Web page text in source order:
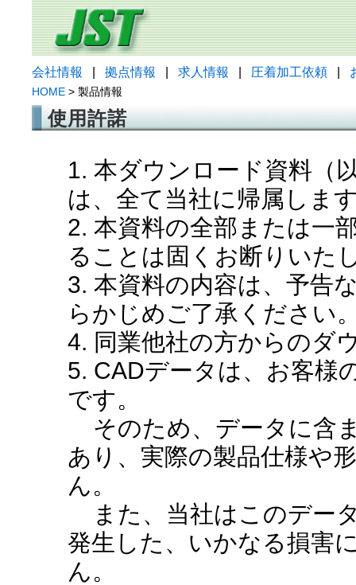
会社情報 拠点情報 求人情報 圧着加工依頼
HOME > 製品情報
使用許諾
1. 本ダウンロード資料（
は、全て当社に帰属しま
2. 本資料の全部または一
ることは固くお断りいた
3. 本資料の内容は、予告
らかじめご了承ください
4. 同業他社の方からのダ
5. CADデータは、お客様
です。
そのため、データに含
あり、実際の製品仕様や
ん。
また、当社はこのデー
発生した、いかなる損害
ん。